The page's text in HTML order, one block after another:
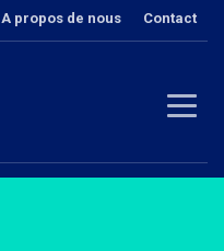
A propos de nous Contact